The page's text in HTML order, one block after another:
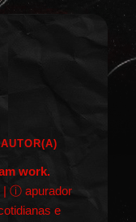
AUTOR(A)
work.
| ⓘ apurador
e